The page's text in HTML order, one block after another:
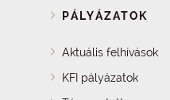
PÁLYÁZATOK
Aktuális felhívások
KFI pályázatok